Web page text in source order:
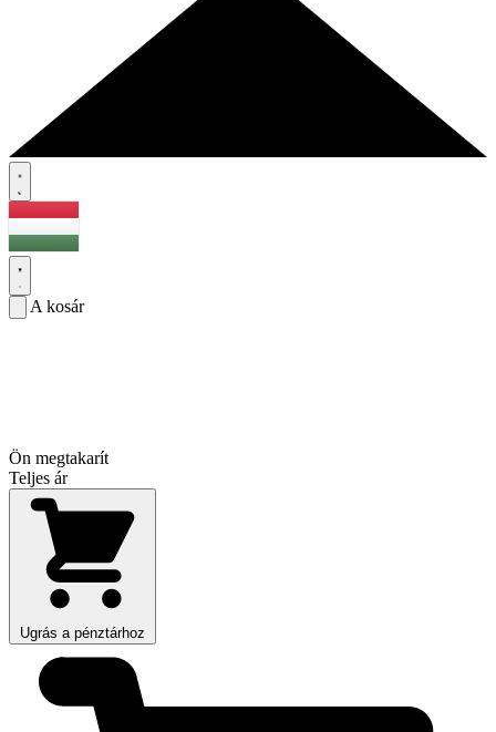
A kosár
Ön megtakarít
Teljes ár
Ugrás a pénztárhoz